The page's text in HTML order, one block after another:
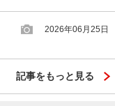
2026年06月25日
記事をもっと見る